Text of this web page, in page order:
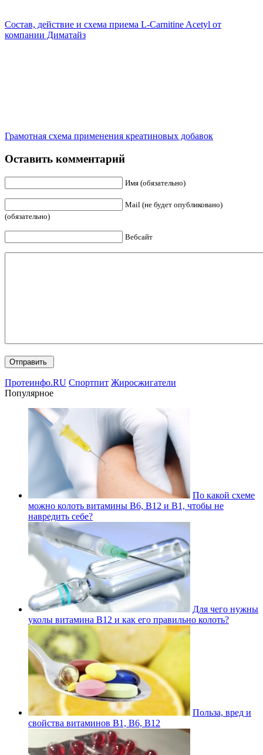
Состав, действие и схема приема L-Carnitine Acetyl от
компании Диматайз
Грамотная схема применения креатиновых добавок
Оставить комментарий
Имя (обязательно)
Mail (не будет опубликовано)
(обязательно)
Вебсайт
Протеинфо.RU Спортпит Жиросжигатели
Популярное
По какой схеме
можно колоть витамины В6, В12 и В1, чтобы не
навредить себе?
Для чего нужны
уколы витамина В12 и как его правильно колоть?
Польза, вред и
свойства витаминов В1, В6, В12